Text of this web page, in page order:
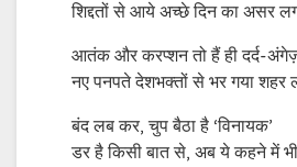
शिद्दतों से आये अच्छे दिन का असर
आतंक और करप्शन तो हैं ही दर्द-
नए पनपते देशभक्तों से भर गया शहर
बंद लब कर, चुप बैठा है ‘विनायक’
डर है किसी बात से, अब ये कहने में